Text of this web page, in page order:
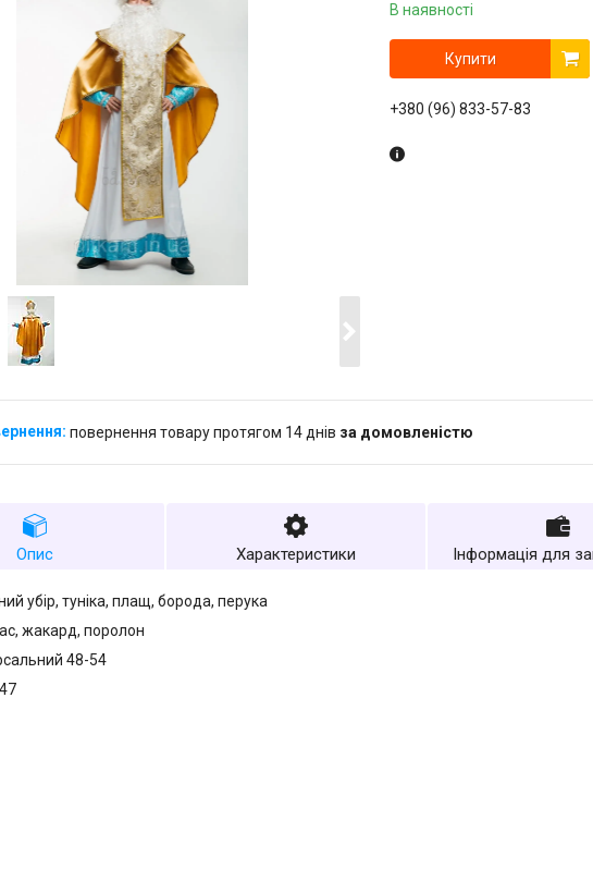
В наявності
Купити
+380 (96) 833-57-83
повернення товару протягом 14 днів за домовленістю
Опис Характеристики Інформація для
убір, туніка, плащ, борода, перука
жакард, поролон
48-54